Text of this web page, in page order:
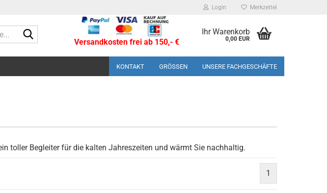
Login Merkzettel
Versandkosten frei ab 150,- €
Ihr Warenkorb
0,00 EUR
KONTAKT GRÖSSEN UNSERE FACHGESCHÄFTE
toller Begleiter für die kalten Jahreszeiten und wärmt Sie nachhaltig.
1